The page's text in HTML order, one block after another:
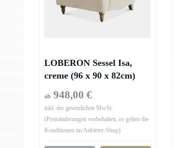
LOBERON Sessel Isa,
creme (96 x 90 x 82cm)
ab 948,00 €
inkl. der gesetzlichen MwSt.
(Preisänderungen vorbehalten, es gelten die
Konditionen im Anbieter-Shop)